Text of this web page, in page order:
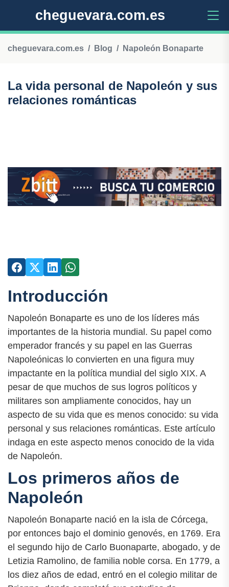
cheguevara.com.es
cheguevara.com.es Blog Napoleón Bonaparte
La vida personal de Napoleón y sus
relaciones románticas
Introducción
Napoleón Bonaparte es uno de los líderes más
importantes de la historia mundial. Su papel como
emperador francés y su papel en las Guerras
Napoleónicas lo convierten en una figura muy
impactante en la política mundial del siglo XIX. A
pesar de que muchos de sus logros políticos y
militares son ampliamente conocidos, hay un
aspecto de su vida que es menos conocido: su vida
personal y sus relaciones románticas. Este artículo
indaga en este aspecto menos conocido de la vida
de Napoleón.
Los primeros años de
Napoleón
Napoleón Bonaparte nació en la isla de Córcega,
por entonces bajo el dominio genovés, en 1769. Era
el segundo hijo de Carlo Buonaparte, abogado, y de
Letizia Ramolino, de familia noble corsa. En 1779, a
los diez años de edad, entró en el colegio militar de